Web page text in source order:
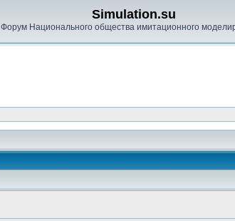
Simulation.su
Форум Национального общества имитационного